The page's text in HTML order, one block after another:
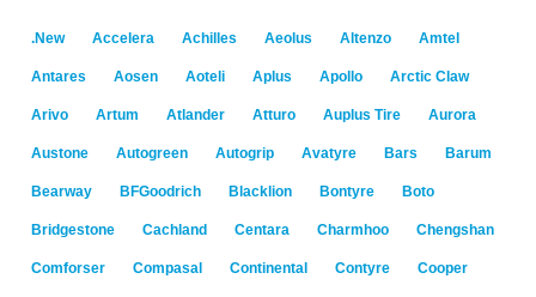
.New Accelera Achilles Aeolus Altenzo Amtel
Antares Aosen Aoteli Aplus Apollo Arctic Claw
Arivo Artum Atlander Atturo Auplus Tire Aurora
Austone Autogreen Autogrip Avatyre Bars Barum
Bearway BFGoodrich Blacklion Bontyre Boto
Bridgestone Cachland Centara Charmhoo Chengshan
Comforser Compasal Continental Contyre Cooper